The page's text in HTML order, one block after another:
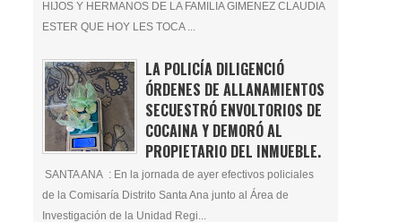
HIJOS Y HERMANOS DE LA FAMILIA GIMENEZ CLAUDIA
ESTER QUE HOY LES TOCA ...
LA POLICÍA DILIGENCIÓ
ÓRDENES DE ALLANAMIENTOS
SECUESTRÓ ENVOLTORIOS DE
COCAINA Y DEMORÓ AL
PROPIETARIO DEL INMUEBLE.
SANTA ANA : En la jornada de ayer efectivos policiales
de la Comisaría Distrito Santa Ana junto al Área de
Investigación de la Unidad Regi...